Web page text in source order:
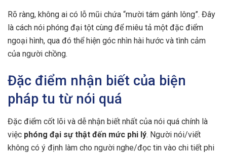
Rõ ràng, không ai có lỗ mũi chứa “mười tám gánh lông”. Đây
là cách nói phóng đại tột cùng để miêu tả một đặc điểm
ngoại hình, qua đó thể hiện góc nhìn hài hước và tình cảm
của người chồng.
Đặc điểm nhận biết của biện
pháp tu từ nói quá
Đặc điểm cốt lõi và dễ nhận biết nhất của nói quá chính là
việc phóng đại sự thật đến mức phi lý. Người nói/viết
không có ý định làm cho người nghe/đọc tin vào chi tiết phi